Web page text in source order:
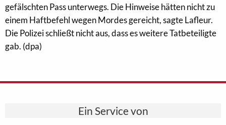
gefälschten Pass unterwegs. Die Hinweise hätten nicht zu
einem Haftbefehl wegen Mordes gereicht, sagte Lafleur.
Die Polizei schließt nicht aus, dass es weitere Tatbeteiligte
gab. (dpa)
Ein Service von